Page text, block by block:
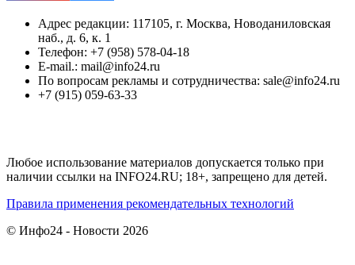
Адрес редакции: 117105, г. Москва, Новоданиловская
наб., д. 6, к. 1
Телефон: +7 (958) 578-04-18
E-mail.: mail@info24.ru
По вопросам рекламы и сотрудничества: sale@info24.ru
+7 (915) 059-63-33
Любое использование материалов допускается только при
наличии ссылки на INFO24.RU; 18+, запрещено для детей.
Правила применения рекомендательных технологий
© Инфо24 - Новости 2026